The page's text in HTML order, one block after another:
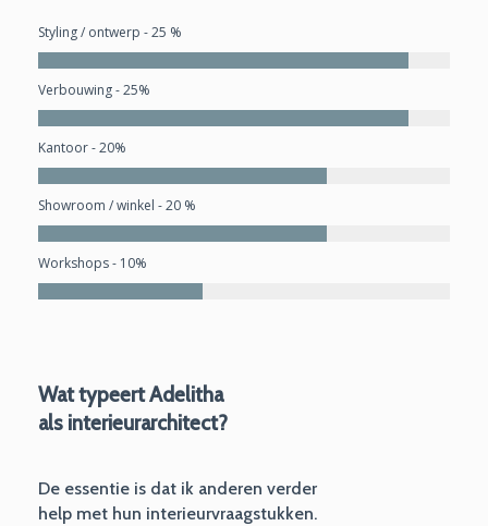
Styling / ontwerp - 25 %
Verbouwing - 25%
Kantoor - 20%
Showroom / winkel - 20 %
Workshops - 10%
Wat typeert Adelitha
als interieurarchitect?
De essentie is dat ik anderen verder
help met hun interieurvraagstukken.